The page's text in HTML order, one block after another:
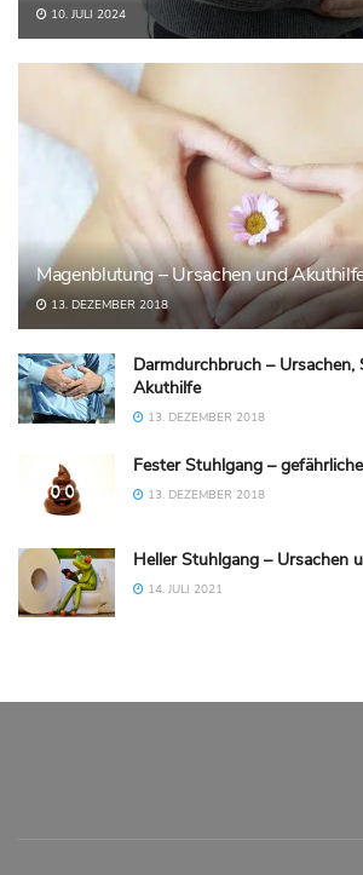
10. JULI 2024
Magenblutung – Ursachen und
13. DEZEMBER 2018
Darmdurchbruch –
Akuthilfe
13. DEZEMBER 2018
Fester Stuhlgang –
13. DEZEMBER 2018
Heller Stuhlgang – Ursachen
14. JULI 2021